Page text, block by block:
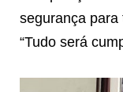
segurança para
“Tudo será